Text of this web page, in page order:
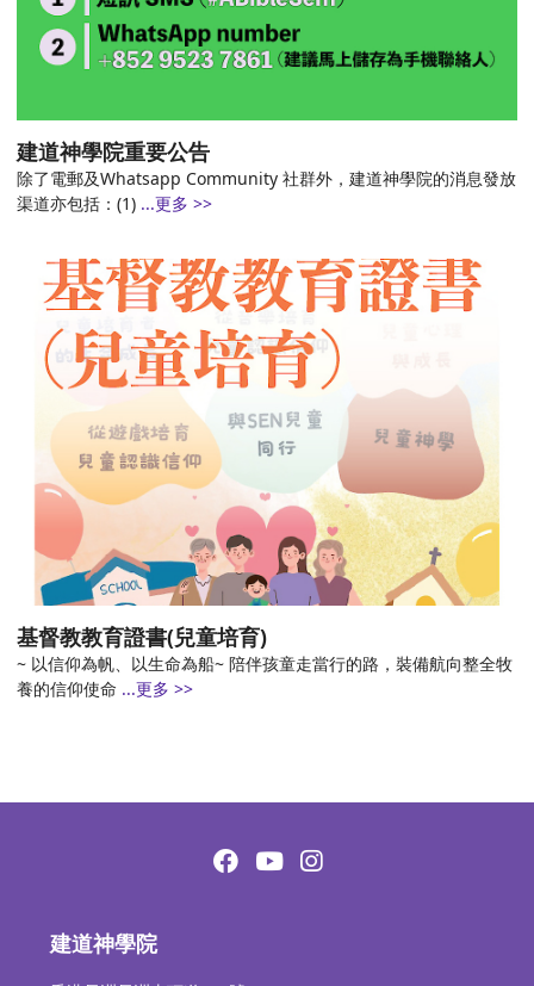
建道神學院重要公告
除了電郵及Whatsapp Community 社群外，建道神學院的消息發放
渠道亦包括：(1) ...更多 >>
基督教教育證書(兒童培育)
~ 以信仰為帆、以生命為船~ 陪伴孩童走當行的路，裝備航向整全牧
養的信仰使命 ...更多 >>
建道神學院